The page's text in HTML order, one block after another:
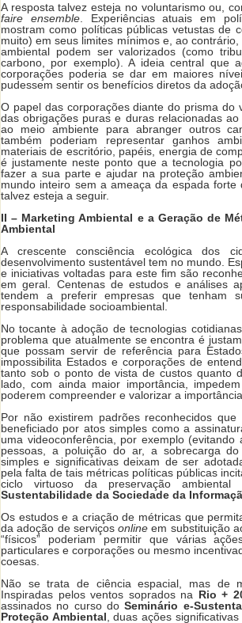
A resposta talvez esteja no voluntarismo ou,
faire ensemble. Experiências atuais em
mostram como políticas públicas vetustas de
muito) em seus limites mínimos e, ao
ambiental podem ser valorizados (como
carbono, por exemplo). A ideia central que
corporações poderia se dar em maiores
pudessem sentir os benefícios diretos da
O papel das corporações diante do prisma do
das obrigações puras e duras relacionadas
ao meio ambiente para abranger outros
também poderiam representar ganhos
materiais de escritório, papéis, energia de
é justamente neste ponto que a tecnologia
fazer a sua parte e ajudar na proteção
mundo inteiro sem a ameaça da espada
talvez esteja a seguir.
II – Marketing Ambiental e a Geração de
Ambiental
A crescente consciência ecológica
desenvolvimento sustentável tem no mundo.
e iniciativas voltadas para este fim são
em geral. Centenas de estudos e análises
tendem a preferir empresas que tenham
responsabilidade socioambiental.
No tocante à adoção de tecnologias
problema que atualmente se encontra é
que possam servir de referência para
impossibilita Estados e corporações de
tanto sob o ponto de vista de custos quanto
lado, com ainda maior importância,
poderem compreender e valorizar a
Por não existirem padrões reconhecidos
beneficiado por atos simples como a
uma videoconferência, por exemplo
pessoas, a poluição do ar, a sobrecarga
simples e significativas deixam de ser
pela falta de tais métricas políticas públicas
ciclo virtuoso da preservação
Sustentabilidade da Sociedade da
Os estudos e a criação de métricas que
da adoção de serviços online em substituição
“físicos” poderiam permitir que várias
particulares e corporações ou mesmo
coesas.
Não se trata de ciência espacial, mas de
Inspiradas pelos ventos soprados na Rio +
assinados no curso doSeminário e-
Proteção Ambiental , duas ações